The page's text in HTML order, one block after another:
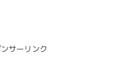
サーリンク